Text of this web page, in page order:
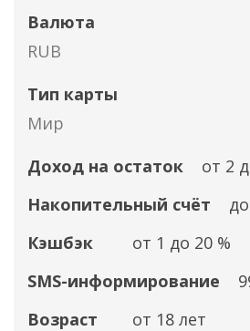
Валюта
RUB
Тип карты
Мир
Доход на остаток
от 2
Накопительный счёт
Кэшбэк
от 1 до 20 %
SMS-информирование
Возраст
от 18 лет